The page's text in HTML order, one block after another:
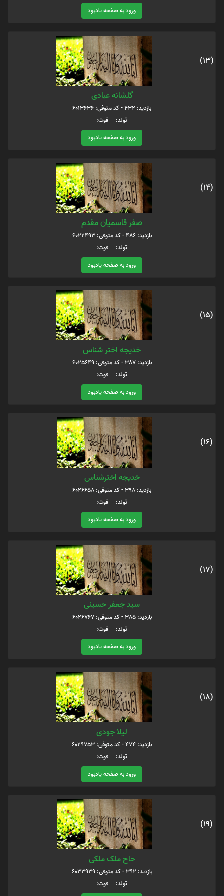
ورود به صفحه یادبود
(13)
گلشانه عبادی
بازدید: 432 - کد متوفی: 6013636
تولد: فوت:
ورود به صفحه یادبود
(14)
صفر قاسمیان مقدم
بازدید: 486 - کد متوفی: 6022493
تولد: فوت:
ورود به صفحه یادبود
(15)
خدیجه اختر شناس
بازدید: 387 - کد متوفی: 6025649
تولد: فوت:
ورود به صفحه یادبود
(16)
خدیجه اخترشناس
بازدید: 398 - کد متوفی: 6026658
تولد: فوت:
ورود به صفحه یادبود
(17)
سید جعفر حسینی
بازدید: 385 - کد متوفی: 6026767
تولد: فوت:
ورود به صفحه یادبود
(18)
لیلا جودی
بازدید: 474 - کد متوفی: 6029753
تولد: فوت:
ورود به صفحه یادبود
(19)
حاح ملک ملکی
بازدید: 392 - کد متوفی: 6033939
تولد: فوت: